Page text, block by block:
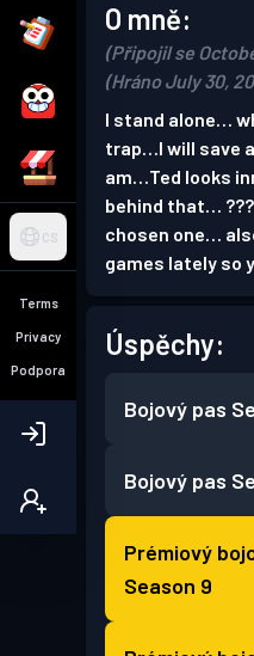
CS
Terms
Privacy
Podpora
O mně:
(Připojil se
(Hráno July 30,
I stand alone…
trap…I will save
am…Ted looks
behind that…
chosen one…
games lately so
Úspěchy:
Bojový pas
Bojový pas
Prémiový
Season 9